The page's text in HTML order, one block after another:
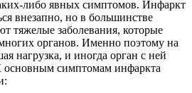
либо явных симптомов. Инфаркт
внезапно, но в большинстве
тяжелые заболевания, которые
органов. Именно поэтому на
нагрузка, и иногда орган с ней
основным симптомам инфаркта